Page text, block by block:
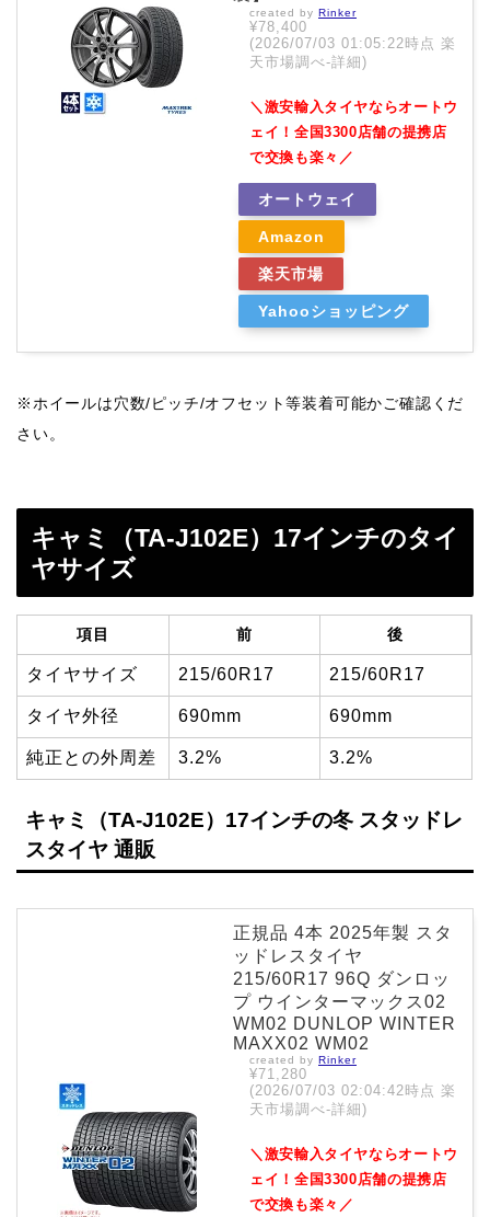
created by Rinker
¥78,400
(2026/07/03 01:05:22時点 楽
天市場調べ-詳細)
＼激安輸入タイヤならオートウ
ェイ！全国3300店舗の提携店
で交換も楽々／
オートウェイ
Amazon
楽天市場
Yahooショッピング
※ホイールは穴数/ピッチ/オフセット等装着可能かご確認くだ
さい。
キャミ（TA-J102E）17インチのタイ
ヤサイズ
項目 前 後
タイヤサイズ 215/60R17 215/60R17
タイヤ外径 690mm 690mm
純正との外周差 3.2% 3.2%
キャミ（TA-J102E）17インチの冬 スタッドレ
スタイヤ 通販
正規品 4本 2025年製 スタ
ッドレスタイヤ
215/60R17 96Q ダンロッ
プ ウインターマックス02
WM02 DUNLOP WINTER
MAXX02 WM02
created by Rinker
¥71,280
(2026/07/03 02:04:42時点 楽
天市場調べ-詳細)
＼激安輸入タイヤならオートウ
ェイ！全国3300店舗の提携店
で交換も楽々／